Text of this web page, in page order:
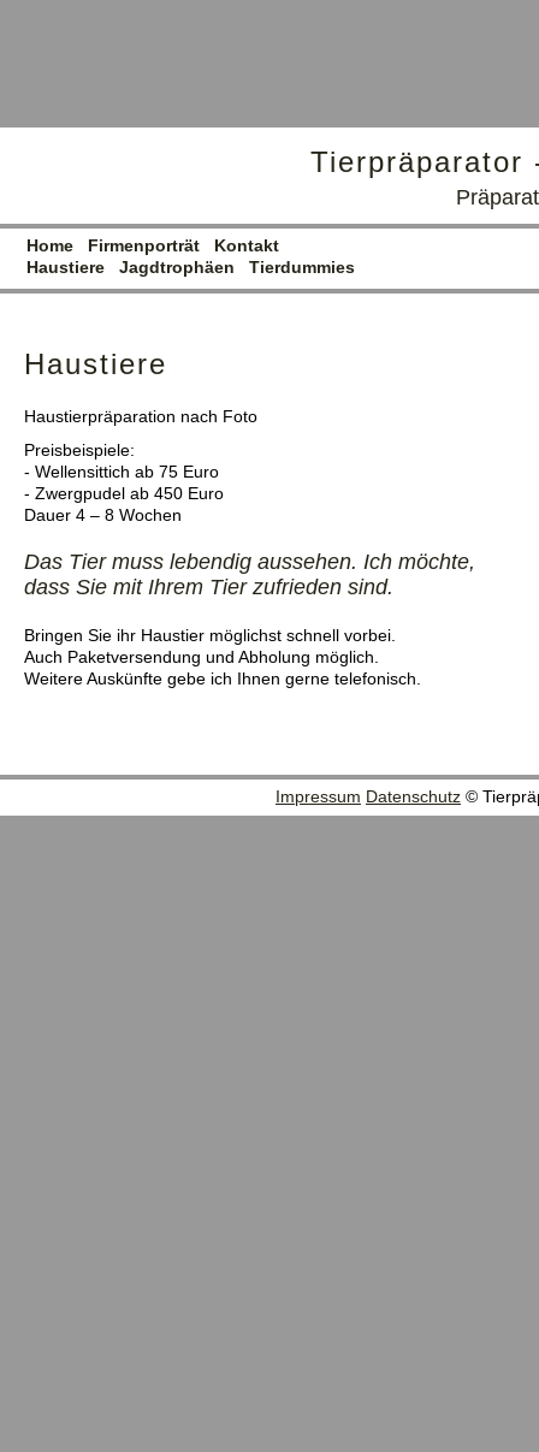
Tierpräparator
Home Firmenporträt
Kontakt
Haustiere
Jagdtrophäen Tierdummies
Haustiere
Haustierpräparation nach Foto
Preisbeispiele:
- Wellensittich ab 75 Euro
- Zwergpudel ab 450 Euro
Dauer 4 – 8 Wochen
Das Tier muss lebendig aussehen. Ich möchte,
dass Sie mit Ihrem Tier zufrieden sind.
Bringen Sie ihr Haustier möglichst schnell vorbei.
Auch Paketversendung und Abholung möglich.
Weitere Auskünfte gebe ich Ihnen gerne telefonisch.
Impressum Datenschutz ©